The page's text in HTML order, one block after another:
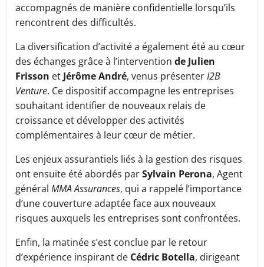
accompagnés de manière confidentielle lorsqu’ils
rencontrent des difficultés.
La diversification d’activité a également été au cœur
des échanges grâce à l’intervention de Julien
Frisson et Jérôme André, venus présenterI2B
Venture. Ce dispositif accompagne les entreprises
souhaitant identifier de nouveaux relais de
croissance et développer des activités
complémentaires à leur cœur de métier.
Les enjeux assurantiels liés à la gestion des risques
ont ensuite été abordés parSylvain Perona, Agent
général MMA Assurances, qui a rappelé l’importance
d’une couverture adaptée face aux nouveaux
risques auxquels les entreprises sont confrontées.
Enfin, la matinée s’est conclue par le retour
d’expérience inspirant de Cédric Botella, dirigeant